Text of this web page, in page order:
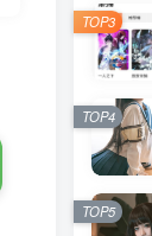
TOP3
TOP4
TOP5